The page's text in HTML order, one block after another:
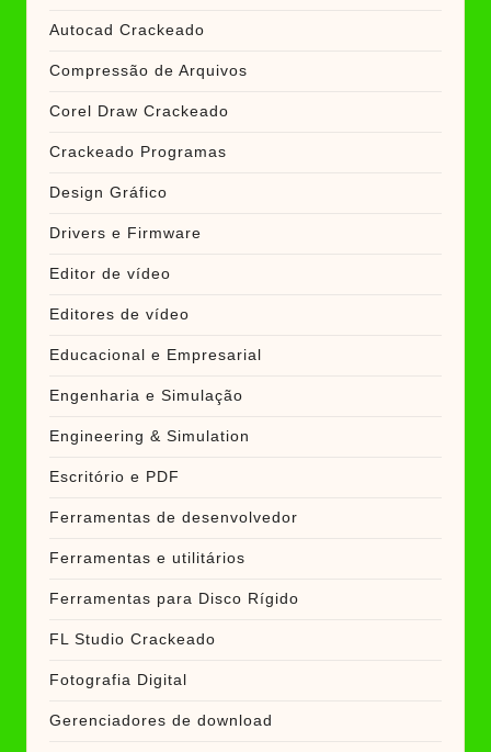
Autocad Crackeado
Compressão de Arquivos
Corel Draw Crackeado
Crackeado Programas
Design Gráfico
Drivers e Firmware
Editor de vídeo
Editores de vídeo
Educacional e Empresarial
Engenharia e Simulação
Engineering & Simulation
Escritório e PDF
Ferramentas de desenvolvedor
Ferramentas e utilitários
Ferramentas para Disco Rígido
FL Studio Crackeado
Fotografia Digital
Gerenciadores de download